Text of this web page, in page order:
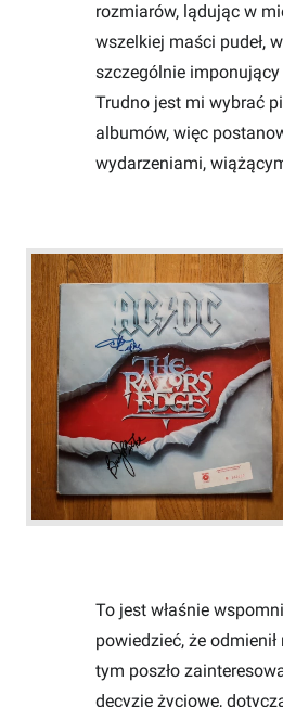
rozmiarów, lądując w
wszelkiej maści pudeł,
szczególnie imponujący
Trudno jest mi wybrać
albumów, więc
wydarzeniami,
To jest właśnie
powiedzieć, że
tym poszło
decyzje życiowe,